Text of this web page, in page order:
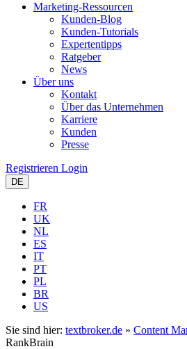
Marketing-Ressourcen
Kunden-Blog
Kunden-Tutorials
Expertentipps
Ratgeber
News
Über uns
Kontakt
Über das Unternehmen
Karriere
Kunden
Presse
Registrieren Login
DE
FR
UK
NL
ES
IT
PT
PL
BR
US
Sie sind hier: textbroker.de » Content
RankBrain